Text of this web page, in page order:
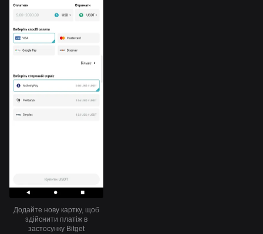
Додайте нову картку, щоб
здійснити платіж в
застосунку Bitget